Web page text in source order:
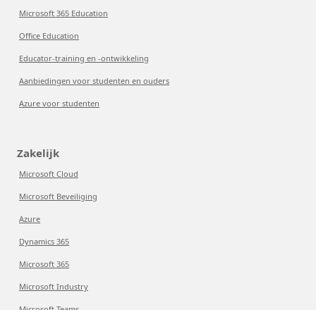
Microsoft 365 Education
Office Education
Educator-training en -ontwikkeling
Aanbiedingen voor studenten en ouders
Azure voor studenten
Zakelijk
Microsoft Cloud
Microsoft Beveiliging
Azure
Dynamics 365
Microsoft 365
Microsoft Industry